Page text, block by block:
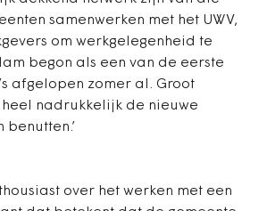
samenwerken met het UWV,
om werkgelegenheid te
begon als een van de eerste
afgelopen zomer al. Groot
heel nadrukkelijk de nieuwe
over het werken met een